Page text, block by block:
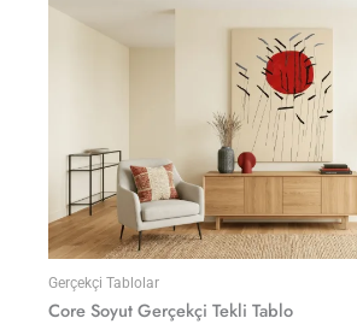
Gerçekçi Tablolar
Core Soyut Gerçekçi Tekli Tablo